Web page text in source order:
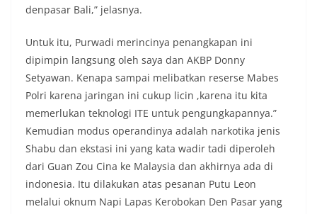
denpasar Bali,” jelasnya.
Untuk itu, Purwadi merincinya penangkapan ini
dipimpin langsung oleh saya dan AKBP Donny
Setyawan. Kenapa sampai melibatkan reserse Mabes
Polri karena jaringan ini cukup licin ,karena itu kita
memerlukan teknologi ITE untuk pengungkapannya.”
Kemudian modus operandinya adalah narkotika jenis
Shabu dan ekstasi ini yang kata wadir tadi diperoleh
dari Guan Zou Cina ke Malaysia dan akhirnya ada di
indonesia. Itu dilakukan atas pesanan Putu Leon
melalui oknum Napi Lapas Kerobokan Den Pasar yang